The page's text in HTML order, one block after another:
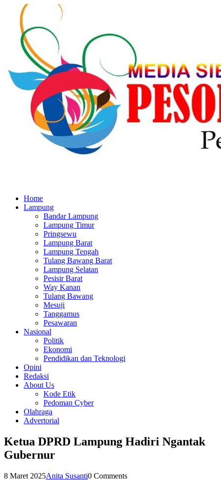
Home
Lampung
Bandar Lampung
Lampung Timur
Pringsewu
Lampung Barat
Lampung Tengah
Tulang Bawang Barat
Lampung Selatan
Pesisir Barat
Way Kanan
Tulang Bawang
Mesuji
Tanggamus
Pesawaran
Nasional
Politik
Ekonomi
Pendidikan dan Teknologi
Opini
Redaksi
About Us
Kode Etik
Pedoman Cyber
Olahraga
Advertorial
Ketua DPRD Lampung Hadiri Ngantak
Gubernur
8 Maret 2025Anita Susanti0 Comments